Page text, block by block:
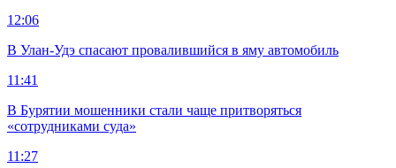
12:06
В Улан-Удэ спасают провалившийся в яму автомобиль
11:41
В Бурятии мошенники стали чаще притворяться
«сотрудниками суда»
11:27